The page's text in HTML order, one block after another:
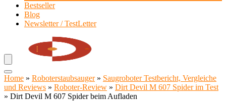
Bestseller
Blog
Newsletter / TestLetter
Home » Roboterstaubsauger» Saugroboter Testbericht, Vergleiche
und Reviews » Roboter-Review » Dirt Devil M 607 Spider im Test
» Dirt Devil M 607 Spider beim Aufladen